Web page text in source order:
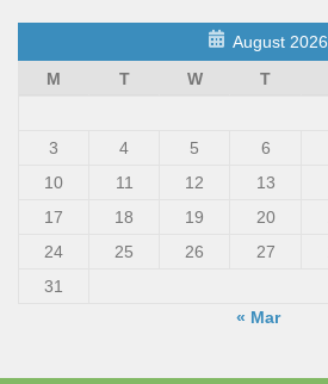
August 2026
M
T W T
3
4 5 6
10
11 12 13
17
18 19 20
24
25 26 27
31
« Mar